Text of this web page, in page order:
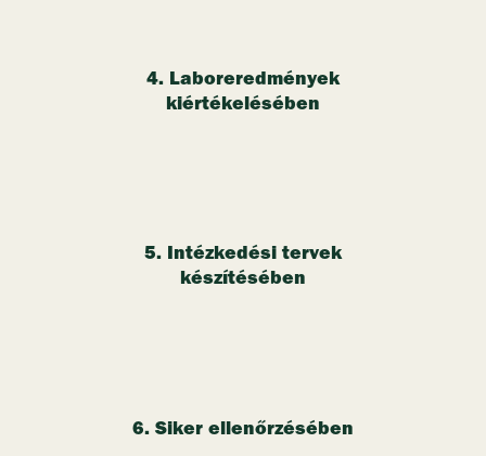
4. Laboreredmények
kiértékelésében
5. Intézkedési tervek
készítésében
6. Siker ellenőrzésében